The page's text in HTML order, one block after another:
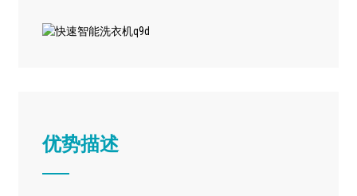
优势描述